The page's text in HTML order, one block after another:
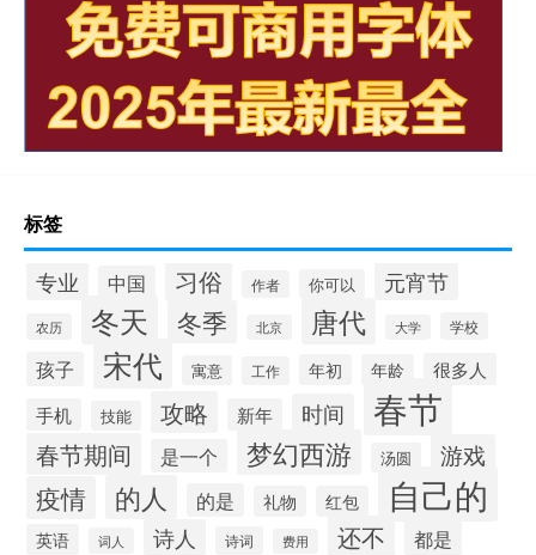
标签
专业 中国 习俗 作者 你可以 元宵节
农历 冬天 冬季 北京 唐代 大学 学校
孩子 宋代 寓意 工作 年初 年龄
很多人
手机
技能 攻略 新年 时间 春节
春节期间 是一个 梦幻西游 汤圆 游戏
疫情 的人 的是 礼物 红包 自己的
英语 词人 诗人 诗词 费用 还不 都是